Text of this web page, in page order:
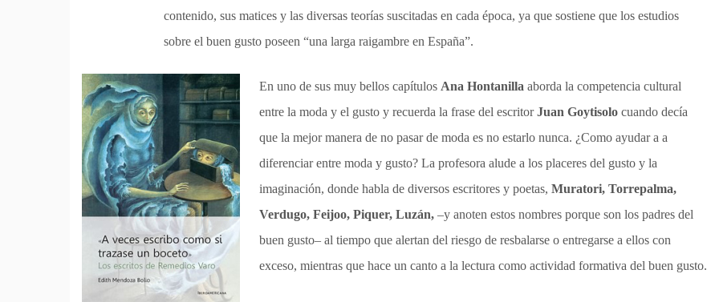
contenido, sus matices y las diversas teorías suscitadas en cada época, ya que sostiene que los estudios
sobre el buen gusto poseen “una larga raigambre en España”.
En uno de sus muy bellos capítulos Ana Hontanilla aborda la competencia cultural
entre la moda y el gusto y recuerda la frase del escritorJuan Goytisolo cuando decía
que la mejor manera de no pasar de moda es no estarlo nunca. ¿Como ayudar a a
diferenciar entre moda y gusto? La profesora alude a los placeres del gusto y la
imaginación, donde habla de diversos escritores y poetas, Muratori, Torrepalma,
Verdugo, Feijoo, Piquer, Luzán, –y anoten estos nombres porque son los padres del
buen gusto– al tiempo que alertan del riesgo de resbalarse o entregarse a ellos con
exceso, mientras que hace un canto a la lectura como actividad formativa del buen gusto.